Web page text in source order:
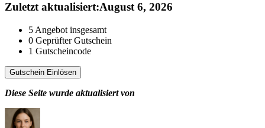
Zuletzt aktualisiert:August 6, 2026
5 Angebot insgesamt
0 Geprüfter Gutschein
1 Gutscheincode
Gutschein Einlösen
Diese Seite wurde aktualisiert von